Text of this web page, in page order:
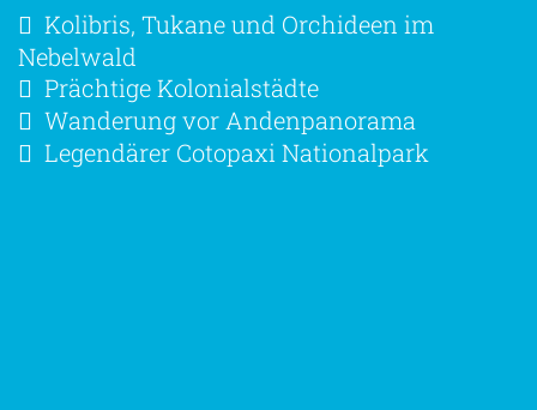
Kolibris, Tukane und Orchideen im
Nebelwald
Prächtige Kolonialstädte
Wanderung vor Andenpanorama
Legendärer Cotopaxi Nationalpark